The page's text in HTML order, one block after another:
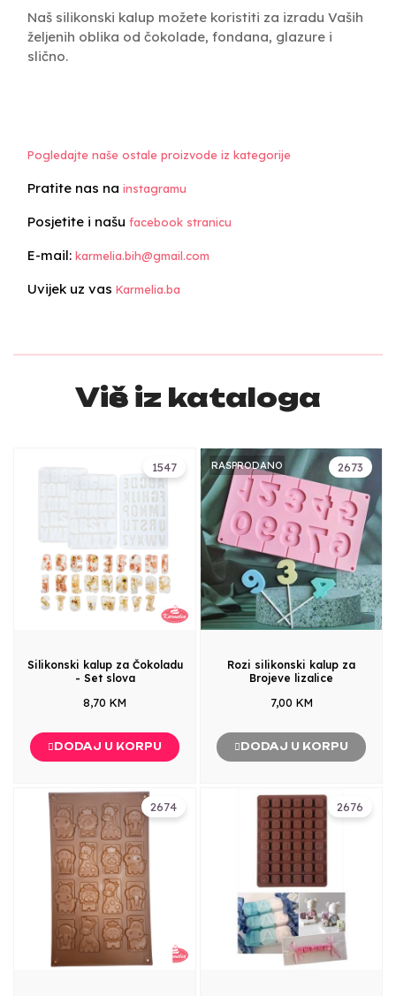
Naš silikonski kalup možete koristiti za izradu Vaših
željenih oblika od čokolade, fondana, glazure i
slično.
Pogledajte naše ostale proizvode iz kategorije
Pratite nas na instagramu
Posjetite i našu facebook stranicu
E-mail: karmelia.bih@gmail.com
Uvijek uz vas Karmelia.ba
Više iz kataloga
1547
Silikonski kalup za Čokoladu
- Set slova
8,70 KM
DODAJ U KORPU
2673
RASPRODANO
Rozi silikonski kalup za
Brojeve lizalice
7,00 KM
DODAJ U KORPU
2674 2676